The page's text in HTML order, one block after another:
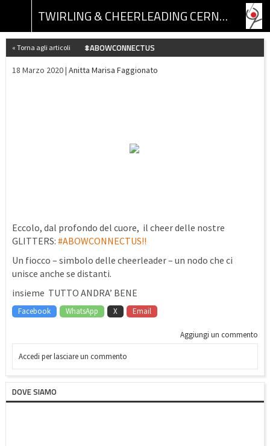
TWIRLING & CHEERLEADING CERNUSCO ASSOCIAZIONE SPORTIVA DILETTANTISTICA
« Torna agli articoli #ABOWCONNECTUS
18 Marzo 2020 | Anitta Marisa Faggionato
Eccolo, dal profondo del cuore, il cheer delle nostre
GLITTERS: #ABOWCONNECTUS!!
Un fiocco – simbolo delle cheerleader – un nodo che ci
unisce anche se distanti.
insieme TUTTO ANDRA’ BENE
Facebook WhatsApp X Email
Aggiungi un commento
Accedi per lasciare un commento
DOVE SIAMO